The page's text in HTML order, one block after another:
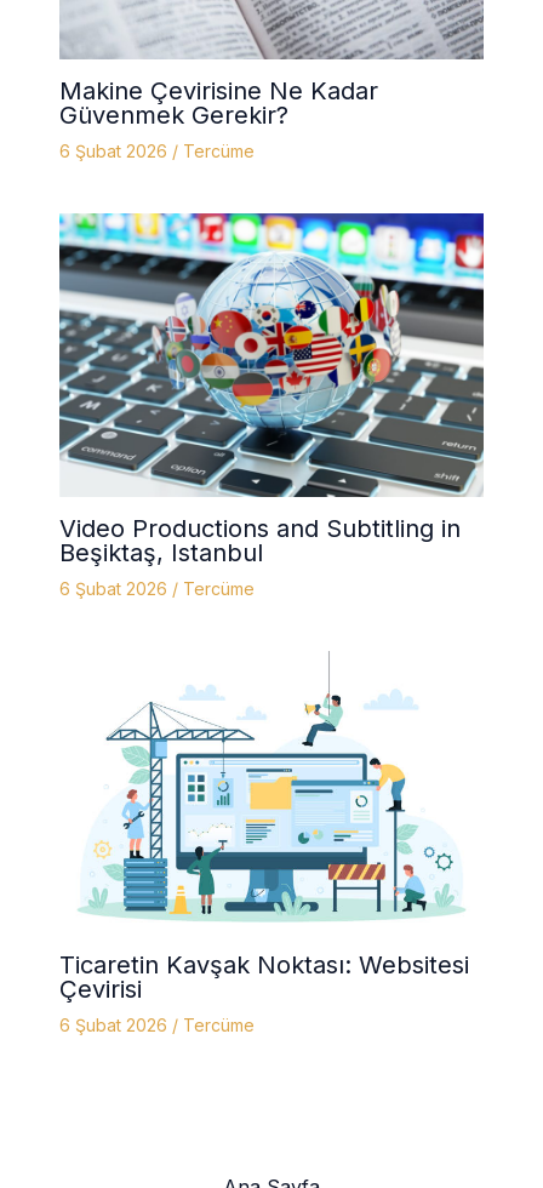
Makine Çevirisine Ne Kadar
Güvenmek Gerekir?
6 Şubat 2026 / Tercüme
Video Productions and Subtitling in
Beşiktaş, Istanbul
6 Şubat 2026 / Tercüme
Ticaretin Kavşak Noktası: Websitesi
Çevirisi
6 Şubat 2026 / Tercüme